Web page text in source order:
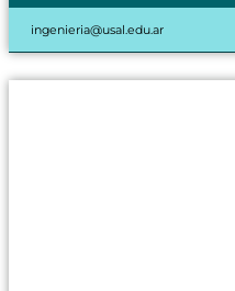
ingenieria@usal.edu.ar